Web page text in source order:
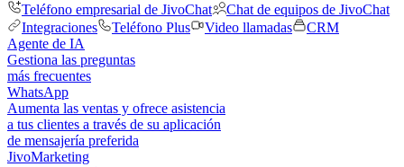
Teléfono empresarial de JivoChat
Chat de equipos de JivoChat
Integraciones
Teléfono Plus Video llamadas
CRM
Agente de IA
Gestiona las preguntas
más frecuentes
WhatsApp
Aumenta las ventas y ofrece asistencia
a tus clientes a través de su aplicación
de mensajería preferida
JivoMarketing